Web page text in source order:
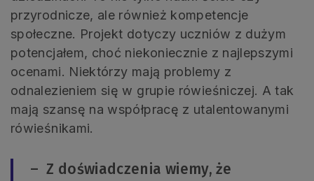
przyrodnicze, ale również kompetencje
społeczne. Projekt dotyczy uczniów z dużym
potencjałem, choć niekoniecznie z najlepszymi
ocenami. Niektórzy mają problemy z
odnalezieniem się w grupie rówieśniczej. A tak
mają szansę na współpracę z utalentowanymi
rówieśnikami.
– Z doświadczenia wiemy, że